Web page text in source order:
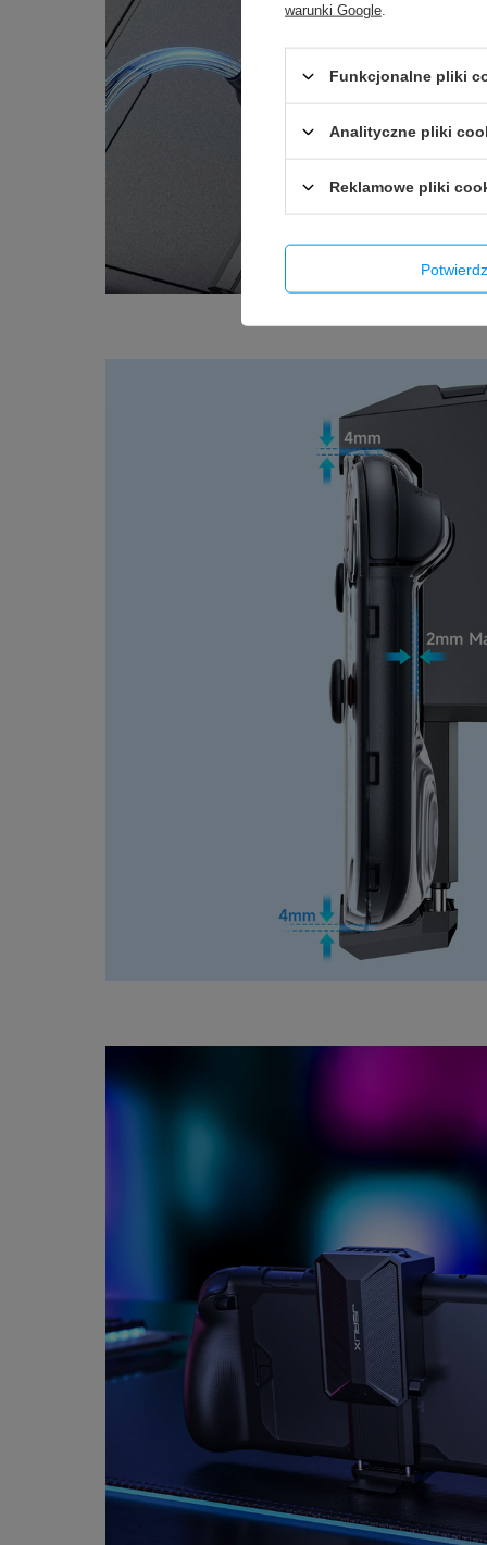
warunki Google
Funkcjonalne pliki
Analityczne pliki
Reklamowe pliki